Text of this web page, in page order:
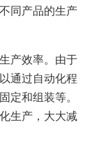
同产品的生产
产效率。由于
通过自动化程
定和组装等。
生产，大大减